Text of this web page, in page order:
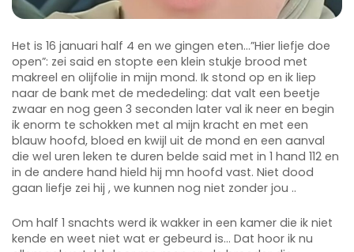
Het is 16 januari half 4 en we gingen eten…”Hier liefje doe
open”: zei said en stopte een klein stukje brood met
makreel en olijfolie in mijn mond. Ik stond op en ik liep
naar de bank met de mededeling: dat valt een beetje
zwaar en nog geen 3 seconden later val ik neer en begin
ik enorm te schokken met al mijn kracht en met een
blauw hoofd, bloed en kwijl uit de mond en een aanval
die wel uren leken te duren belde said met in 1 hand 112 en
in de andere hand hield hij mn hoofd vast. Niet dood
gaan liefje zei hij , we kunnen nog niet zonder jou ..
Om half 1 snachts werd ik wakker in een kamer die ik niet
kende en weet niet wat er gebeurd is… Dat hoor ik nu